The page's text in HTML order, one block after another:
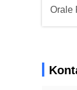
Orale